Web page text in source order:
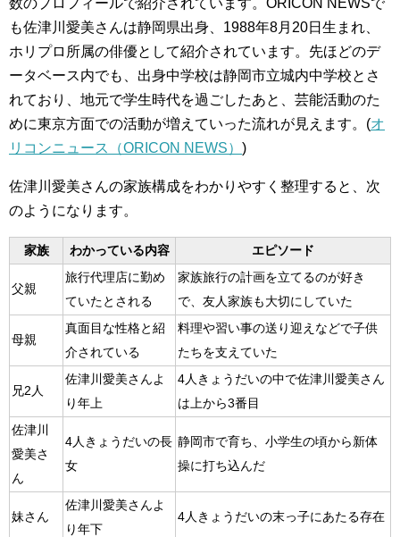
数のプロフィールで紹介されています。ORICON NEWSで
も佐津川愛美さんは静岡県出身、1988年8月20日生まれ、
ホリプロ所属の俳優として紹介されています。先ほどのデ
ータベース内でも、出身中学校は静岡市立城内中学校とさ
れており、地元で学生時代を過ごしたあと、芸能活動のた
めに東京方面での活動が増えていった流れが見えます。(オ
リコンニュース（ORICON NEWS） )
佐津川愛美さんの家族構成をわかりやすく整理すると、次
のようになります。
家族 わかっている内容 エピソード
父親
旅行代理店に勤め
ていたとされる
家族旅行の計画を立てるのが好き
で、友人家族も大切にしていた
母親
真面目な性格と紹
介されている
料理や習い事の送り迎えなどで子供
たちを支えていた
兄2人
佐津川愛美さんよ
り年上
4人きょうだいの中で佐津川愛美さん
は上から3番目
佐津川
愛美さ
ん
4人きょうだいの長
女
静岡市で育ち、小学生の頃から新体
操に打ち込んだ
妹さん
佐津川愛美さんよ
り年下
4人きょうだいの末っ子にあたる存在